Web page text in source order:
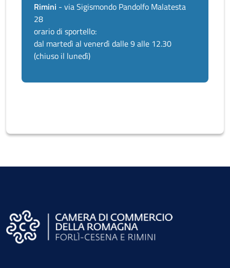
Rimini - via Sigismondo Pandolfo Malatesta
28
orario di sportello:
dal martedì al venerdì dalle 9 alle 12.30
(chiuso il lunedì)